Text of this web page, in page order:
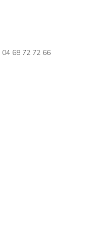
04 68 72 72 66